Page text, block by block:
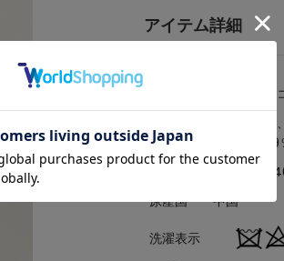
アイテム詳細
ノーカラー
素材
アイボリ
アクリル
原産国
中国
洗濯表示